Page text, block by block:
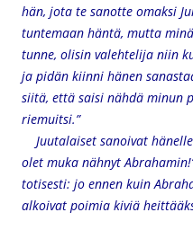
hän, jota te sanotte omaksi
tuntemaan häntä, mutta
tunne, olisin valehtelija niin
ja pidän kiinni hänen
siitä, että saisi nähdä minun
riemuitsi.”
Juutalaiset sanoivat
olet muka nähnyt
totisesti: jo ennen kuin
alkoivat poimia kiviä